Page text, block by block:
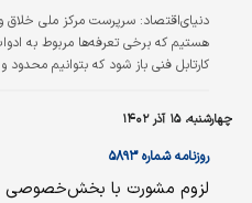
دنیای‌اقتصاد: سرپرست مرکز ملی خلاق
کارتابل فنی باز شود که بتوانیم
حمایت‌های لازم درنظر گرفته شود.
چهارشنبه، ۱۵ آذر ۱۴۰۲
روزنامه شماره ۵۸۹۳
لزوم مشورت با بخش‌خصوصی